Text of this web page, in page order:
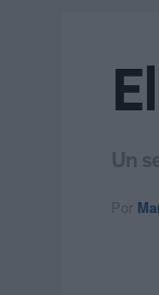
Un
Por